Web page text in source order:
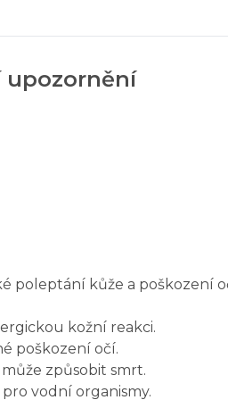
upozornění
poleptání kůže a poškození
kožní reakci.
poškození očí.
způsobit smrt.
vodní organismy.